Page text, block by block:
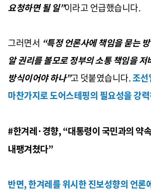
요청하면 될 일”이라고 언급했습니다.
그러면서 “특정 언론사에 책임을 묻는
알 권리를 볼모로 정부의 소통 책임을 저
방식이어야 하나”고 덧붙였습니다.조선
마찬가지로 도어스테핑의 필요성을 강
#한겨레·경향, “대통령이 국민과의 약
내팽겨쳤다”
반면,한겨레를 위시한 진보성향의 언론